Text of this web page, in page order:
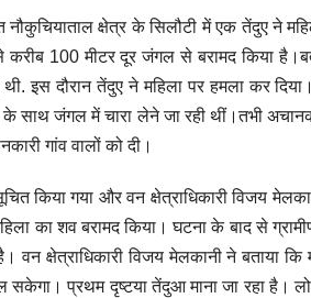
क्षेत्र के सिलौटी में एक तेंदुए ने
100 मीटर दूर जंगल से बरामद किया
इस दौरान तेंदुए ने महिला पर हमला कर
साथ जंगल में चारा लेने जा रही थीं।तभी
गांव वालों को दी।
किया गया और वन क्षेत्राधिकारी विजय
का शव बरामद किया। घटना के बाद से
क्षेत्राधिकारी विजय मेलकानी ने बताया
चल सकेगा। प्रथम दृष्टया तेंदुआ माना जा रहा